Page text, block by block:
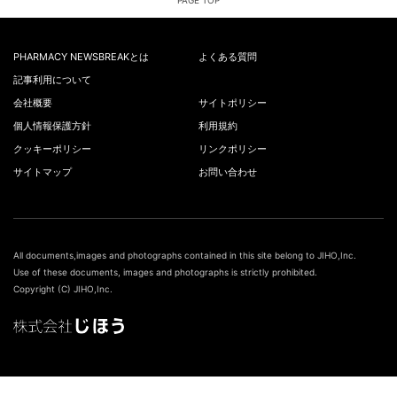
PHARMACY NEWSBREAKとは
よくある質問
記事利用について
会社概要
サイトポリシー
個人情報保護方針
利用規約
クッキーポリシー
リンクポリシー
サイトマップ
お問い合わせ
All documents,images and photographs contained in this site belong to JIHO,Inc.
Use of these documents, images and photographs is strictly prohibited.
Copyright (C) JIHO,Inc.